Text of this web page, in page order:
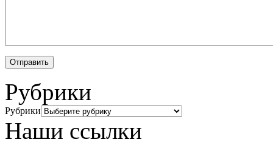
Рубрики
Рубрики
Наши ссылки